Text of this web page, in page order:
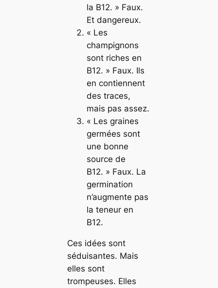
la B12. » Faux.
Et dangereux.
« Les
champignons
sont riches en
B12. » Faux. Ils
en contiennent
des traces,
mais pas assez.
« Les graines
germées sont
une bonne
source de
B12. » Faux. La
germination
n’augmente pas
la teneur en
B12.
Ces idées sont
séduisantes. Mais
elles sont
trompeuses. Elles